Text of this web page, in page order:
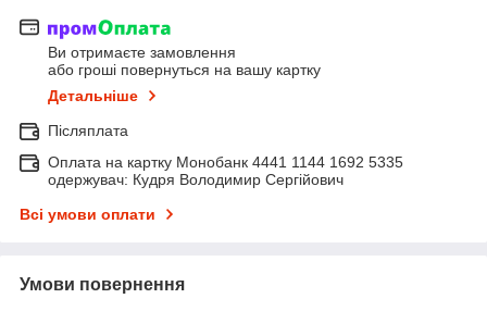
Ви отримаєте замовлення
або гроші повернуться на вашу картку
Детальніше
Післяплата
Оплата на картку Монобанк 4441 1144 1692 5335
одержувач: Кудря Володимир Сергійович
Всі умови оплати
Умови повернення